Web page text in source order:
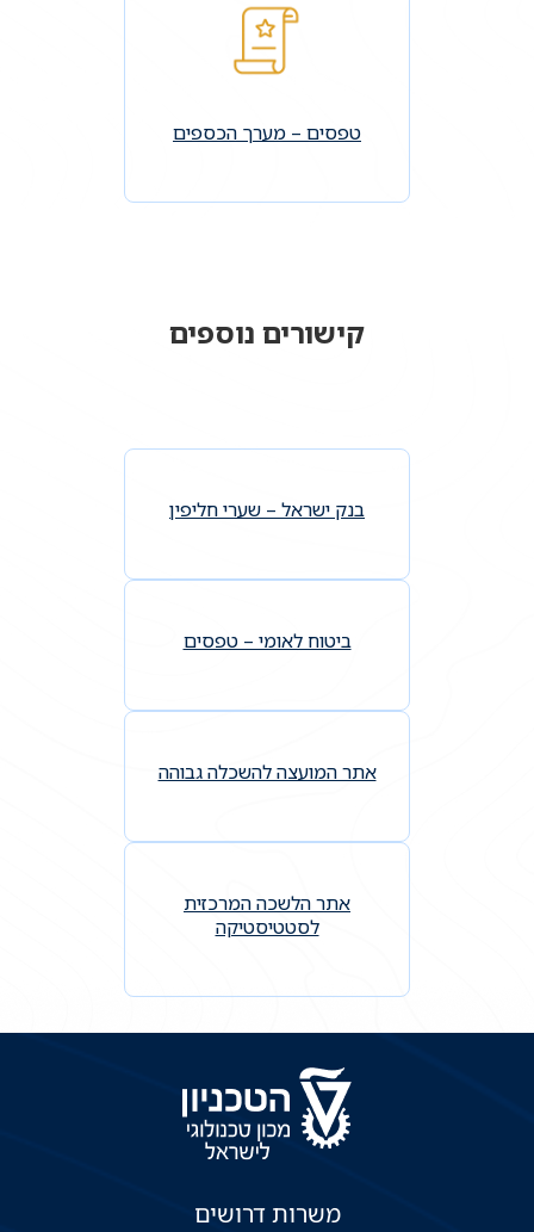
טפסים – מערך הכספים
קישורים נוספים
בנק ישראל – שערי חליפין
ביטוח לאומי – טפסים
אתר המועצה להשכלה גבוהה
אתר הלשכה המרכזית
לסטטיסטיקה
משרות דרושים